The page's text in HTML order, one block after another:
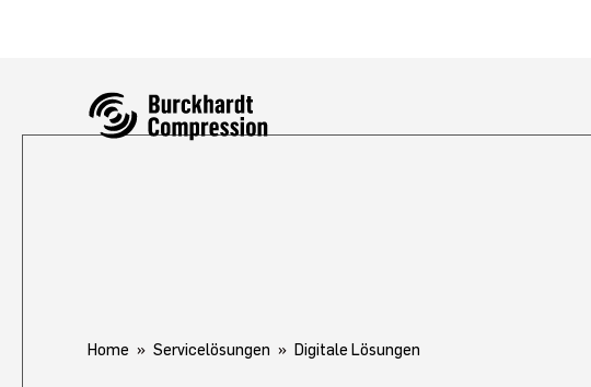
Home Servicelösungen Digitale Lösungen